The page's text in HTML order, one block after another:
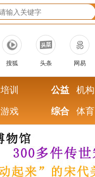
搜狐 头条 网易
培训
游戏
公益 机构
综合 体育